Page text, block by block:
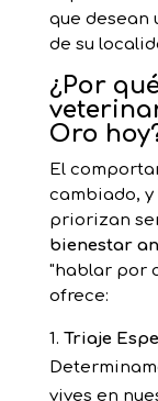
que desean
de su
¿Por
Oro
El
cambiado, y
priorizan
bienestar
"hablar por
ofrece:
Triaje
vives en